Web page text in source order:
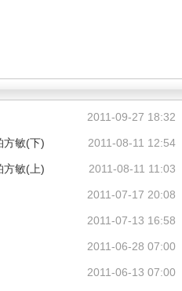
2011-09-27 18:32
2011-08-11 12:54
方敏(下)
2011-08-11 11:03
方敏(上)
2011-07-17 20:08
2011-07-13 16:58
2011-06-28 07:00
2011-06-13 07:00